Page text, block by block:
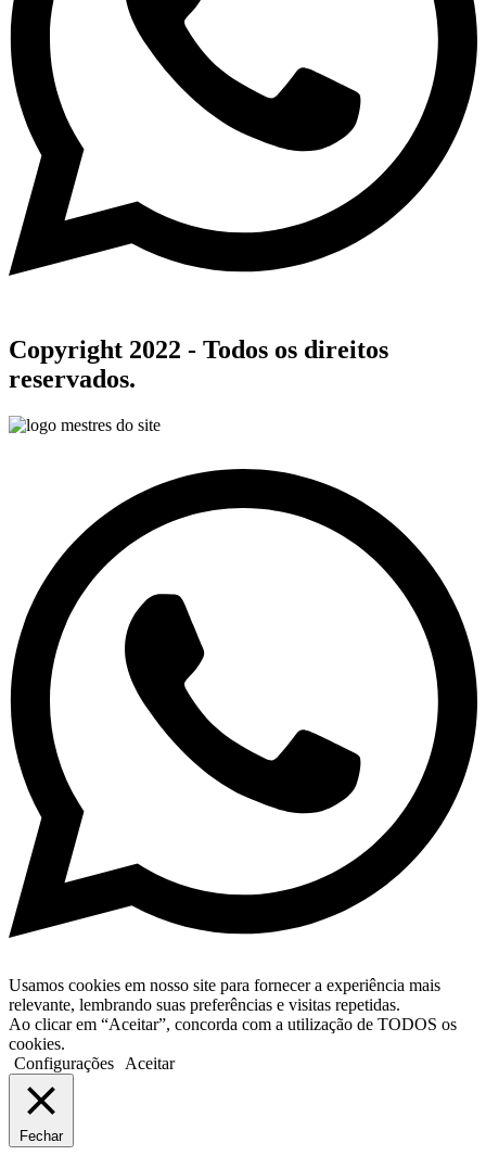
Copyright 2022 - Todos os direitos
reservados.
Usamos cookies em nosso site para fornecer a experiência mais
relevante, lembrando suas preferências e visitas repetidas.
Ao clicar em “Aceitar”, concorda com a utilização de TODOS os
cookies.
Configurações
Aceitar
Fechar